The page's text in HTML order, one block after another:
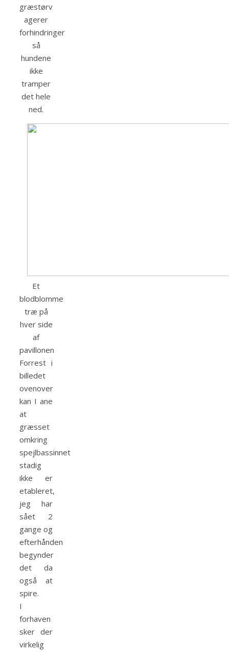
græstørv
agerer
forhindringer
så
hundene
ikke
tramper
det hele
ned.
Et
blodblomme
træ på
hver side
af
pavillonen
Forrest i
billedet
ovenover
kan I ane
at
græsset
omkring
spejlbassinnet
stadig
ikke er
etableret,
jeg har
sået 2
gange og
efterhånden
begynder
det da
også at
spire.
I
forhaven
sker der
virkelig